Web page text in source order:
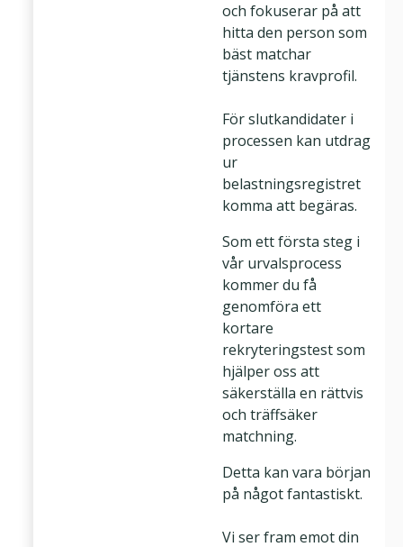
och fokuserar på att
hitta den person som
bäst matchar
tjänstens kravprofil.
För slutkandidater i
processen kan utdrag
ur
belastningsregistret
komma att begäras.
Som ett första steg i
vår urvalsprocess
kommer du få
genomföra ett
kortare
rekryteringstest som
hjälper oss att
säkerställa en rättvis
och träffsäker
matchning.
Detta kan vara början
på något fantastiskt.
Vi ser fram emot din